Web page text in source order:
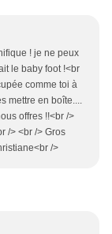
! je ne peux
le baby foot !<br
comme toi à
mettre en boîte....
offres !!<br />
/> <br /> Gros
/>